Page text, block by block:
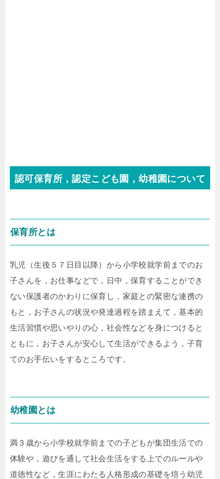
認可保育所，認定こども園，幼稚園について
保育所とは
乳児（生後５７日目以降）から小学校就学前までのお
子さんを，お仕事などで，日中，保育することができ
ない保護者のかわりに保育し，家庭との緊密な連携の
もと，お子さんの状況や発達過程を踏まえて，基本的
生活習慣や思いやりの心，社会性などを身につけると
ともに，お子さんが安心して生活ができるよう，子育
てのお手伝いをするところです。
幼稚園とは
満３歳から小学校就学前までの子どもが集団生活での
体験や，遊びを通して社会生活をする上でのルールや
道徳性など，生涯にわたる人格形成の基礎を培う幼児